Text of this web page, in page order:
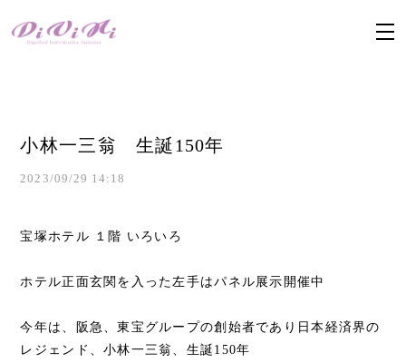
小林一三翁 生誕150年
2023/09/29 14:18
宝塚ホテル １階 いろいろ
ホテル正面玄関を入った左手はパネル展示開催中
今年は、阪急、東宝グループの創始者であり日本経済界の
レジェンド、小林一三翁、生誕150年